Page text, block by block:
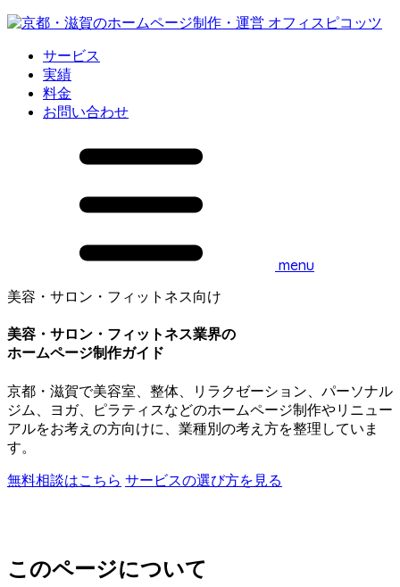
サービス
実績
料金
お問い合わせ
menu
美容・サロン・フィットネス向け
美容・サロン・フィットネス業界の
ホームページ制作ガイド
京都・滋賀で美容室、整体、リラクゼーション、パーソナル
ジム、ヨガ、ピラティスなどのホームページ制作やリニュー
アルをお考えの方向けに、業種別の考え方を整理していま
す。
無料相談はこちら サービスの選び方を見る
このページについて